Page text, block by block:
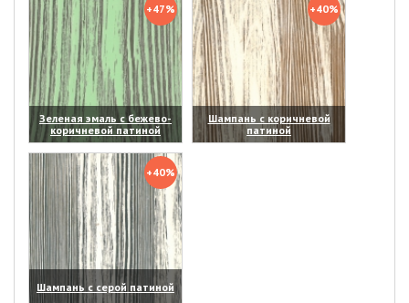
+47%
Зеленая эмаль с бежево-
коричневой патиной
(увеличить)
+40%
Шампань с коричневой
патиной
(увеличить)
+40%
Шампань с серой патиной